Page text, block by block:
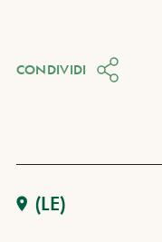
CONDIVIDI
(LE)